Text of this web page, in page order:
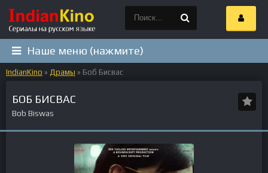
Наше меню (нажмите)
IndianKino » Драмы » Боб Бисвас
БОБ БИСВАС
Bob Biswas